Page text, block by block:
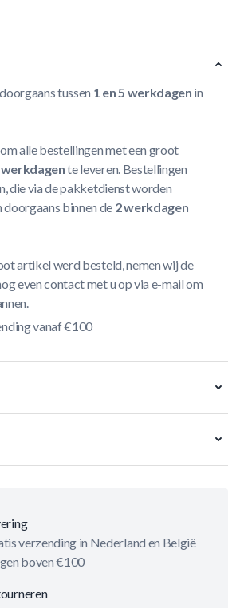
tussen 1 en 5 werkdagen in
alle bestellingen met een groot
te leveren. Bestellingen
die via de pakketdienst worden
binnen de 2 werkdagen
artikel werd besteld, nemen wij de
even contact met u op via e-mail om
vanaf €100
verzending in Nederland en België
boven €100